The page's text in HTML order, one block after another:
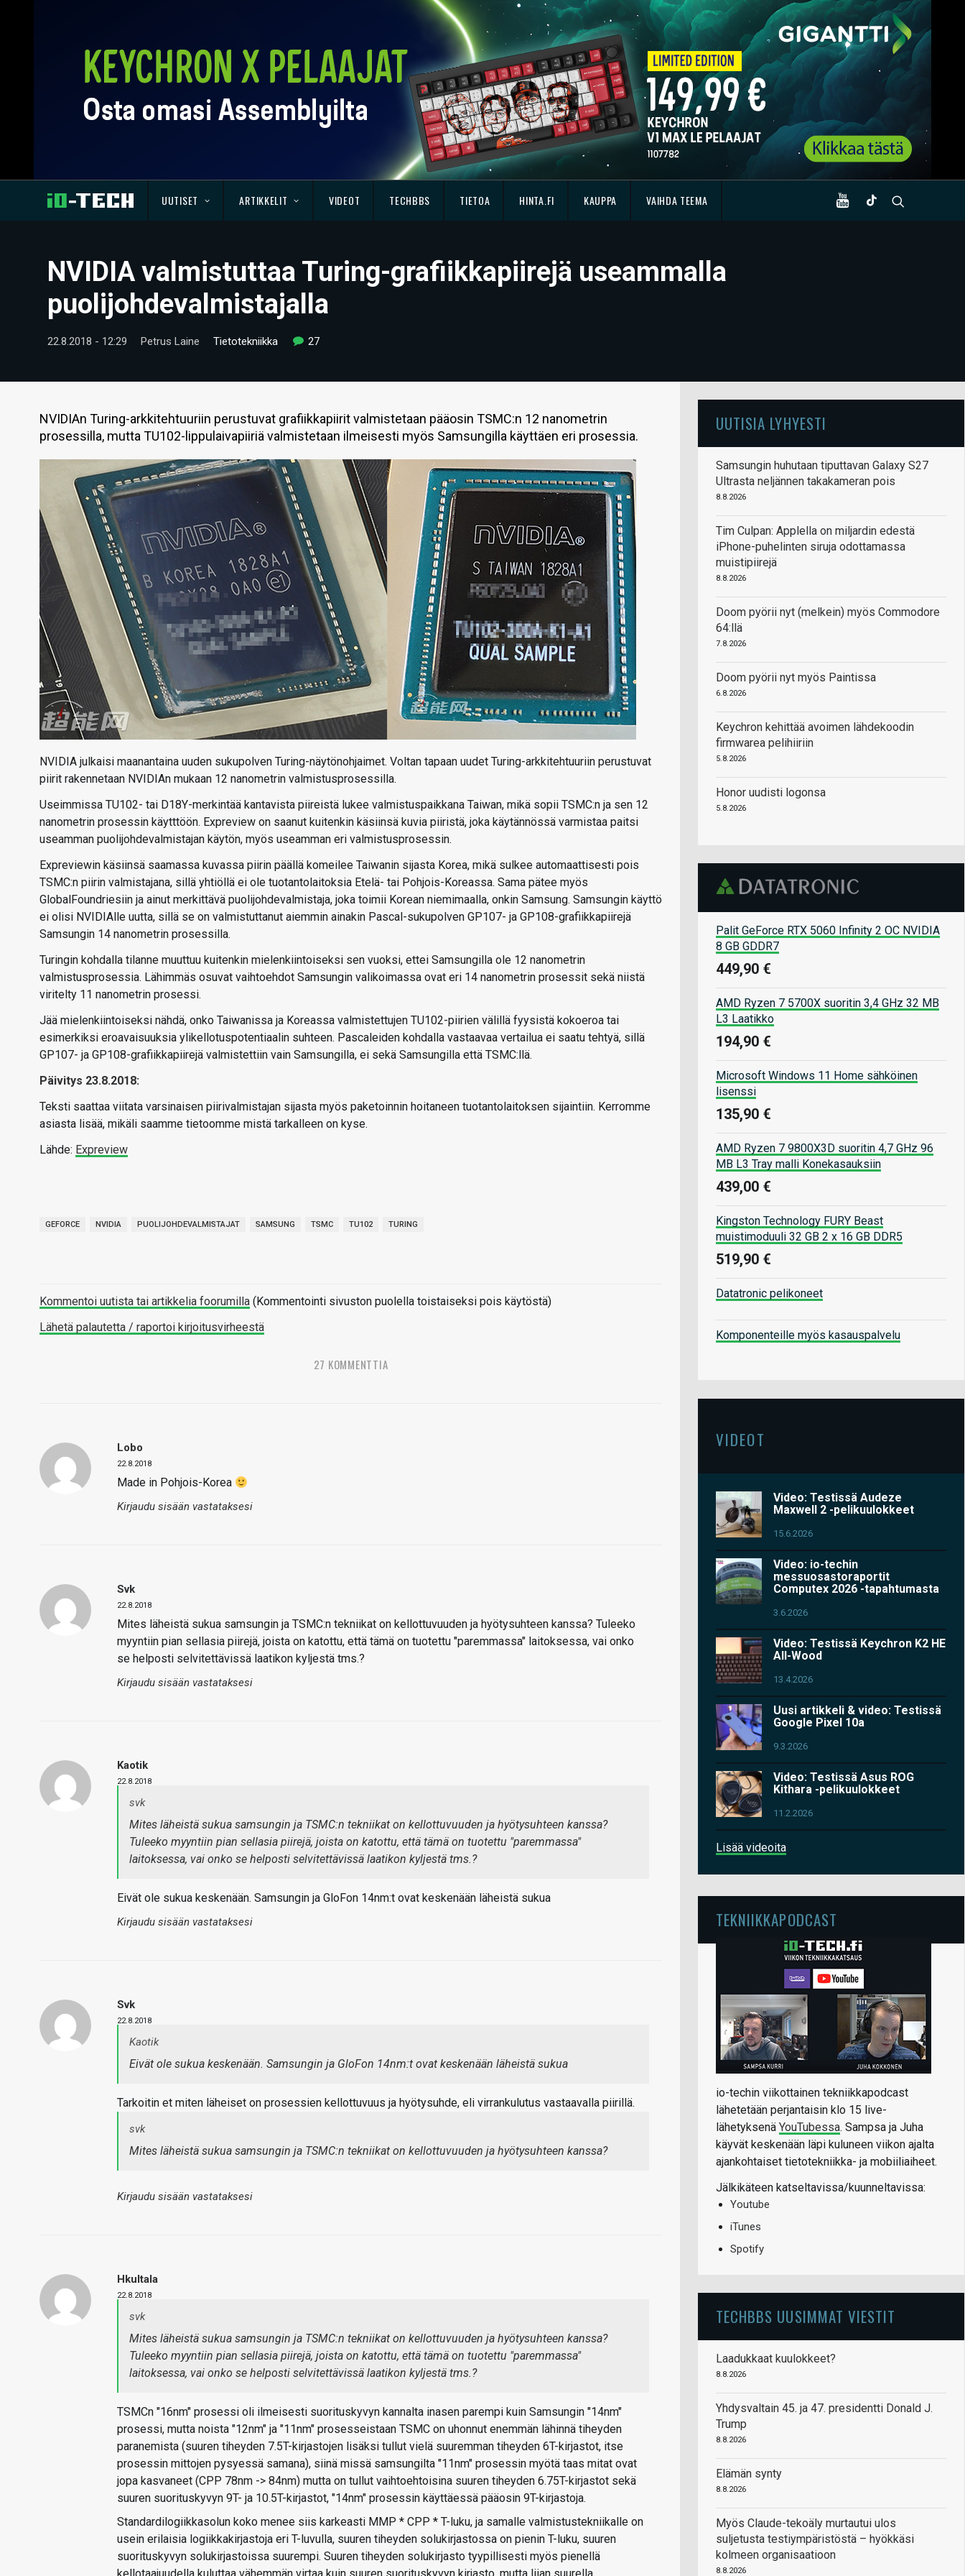
UUTISET ARTIKKELIT VIDEOT TECHBBS TIETOA HINTA.FI KAUPPA VAIHDA TEEMA
NVIDIA valmistuttaa Turing-grafiikkapiirejä useammalla
puolijohdevalmistajalla
22.8.2018 - 12:29 Petrus Laine Tietotekniikka 27
NVIDIAn Turing-arkkitehtuuriin perustuvat grafiikkapiirit valmistetaan pääosin TSMC:n 12 nanometrin
prosessilla, mutta TU102-lippulaivapiiriä valmistetaan ilmeisesti myös Samsungilla käyttäen eri prosessia.
NVIDIA julkaisi maanantaina uuden sukupolven Turing-näytönohjaimet. Voltan tapaan uudet Turing-arkkitehtuuriin perustuvat
piirit rakennetaan NVIDIAn mukaan 12 nanometrin valmistusprosessilla.
Useimmissa TU102- tai D18Y-merkintää kantavista piireistä lukee valmistuspaikkana Taiwan, mikä sopii TSMC:n ja sen 12
nanometrin prosessin käytttöön. Expreview on saanut kuitenkin käsiinsä kuvia piiristä, joka käytännössä varmistaa paitsi
useamman puolijohdevalmistajan käytön, myös useamman eri valmistusprosessin.
Expreviewin käsiinsä saamassa kuvassa piirin päällä komeilee Taiwanin sijasta Korea, mikä sulkee automaattisesti pois
TSMC:n piirin valmistajana, sillä yhtiöllä ei ole tuotantolaitoksia Etelä- tai Pohjois-Koreassa. Sama pätee myös
GlobalFoundriesiin ja ainut merkittävä puolijohdevalmistaja, joka toimii Korean niemimaalla, onkin Samsung. Samsungin käyttö
ei olisi NVIDIAlle uutta, sillä se on valmistuttanut aiemmin ainakin Pascal-sukupolven GP107- ja GP108-grafiikkapiirejä
Samsungin 14 nanometrin prosessilla.
Turingin kohdalla tilanne muuttuu kuitenkin mielenkiintoiseksi sen vuoksi, ettei Samsungilla ole 12 nanometrin
valmistusprosessia. Lähimmäs osuvat vaihtoehdot Samsungin valikoimassa ovat eri 14 nanometrin prosessit sekä niistä
viritelty 11 nanometrin prosessi.
Jää mielenkiintoiseksi nähdä, onko Taiwanissa ja Koreassa valmistettujen TU102-piirien välillä fyysistä kokoeroa tai
esimerkiksi eroavaisuuksia ylikellotuspotentiaalin suhteen. Pascaleiden kohdalla vastaavaa vertailua ei saatu tehtyä, sillä
GP107- ja GP108-grafiikkapiirejä valmistettiin vain Samsungilla, ei sekä Samsungilla että TSMC:llä.
Päivitys 23.8.2018:
Teksti saattaa viitata varsinaisen piirivalmistajan sijasta myös paketoinnin hoitaneen tuotantolaitoksen sijaintiin. Kerromme
asiasta lisää, mikäli saamme tietoomme mistä tarkalleen on kyse.
Lähde: Expreview
GEFORCE NVIDIA PUOLIJOHDEVALMISTAJAT SAMSUNG TSMC TU102 TURING
Kommentoi uutista tai artikkelia foorumilla (Kommentointi sivuston puolella toistaiseksi pois käytöstä)
Lähetä palautetta / raportoi kirjoitusvirheestä
27 KOMMENTTIA
Lobo
22.8.2018
Made in Pohjois-Korea
Kirjaudu sisään vastataksesi
Svk
22.8.2018
Mites läheistä sukua samsungin ja TSMC:n tekniikat on kellottuvuuden ja hyötysuhteen kanssa? Tuleeko
myyntiin pian sellasia piirejä, joista on katottu, että tämä on tuotettu "paremmassa" laitoksessa, vai onko
se helposti selvitettävissä laatikon kyljestä tms.?
Kirjaudu sisään vastataksesi
Kaotik
22.8.2018
svk
Mites läheistä sukua samsungin ja TSMC:n tekniikat on kellottuvuuden ja hyötysuhteen kanssa?
Tuleeko myyntiin pian sellasia piirejä, joista on katottu, että tämä on tuotettu "paremmassa"
laitoksessa, vai onko se helposti selvitettävissä laatikon kyljestä tms.?
Eivät ole sukua keskenään. Samsungin ja GloFon 14nm:t ovat keskenään läheistä sukua
Kirjaudu sisään vastataksesi
Svk
22.8.2018
Kaotik
Eivät ole sukua keskenään. Samsungin ja GloFon 14nm:t ovat keskenään läheistä sukua
Tarkoitin et miten läheiset on prosessien kellottuvuus ja hyötysuhde, eli virrankulutus vastaavalla piirillä.
svk
Mites läheistä sukua samsungin ja TSMC:n tekniikat on kellottuvuuden ja hyötysuhteen kanssa?
Kirjaudu sisään vastataksesi
Hkultala
22.8.2018
svk
Mites läheistä sukua samsungin ja TSMC:n tekniikat on kellottuvuuden ja hyötysuhteen kanssa?
Tuleeko myyntiin pian sellasia piirejä, joista on katottu, että tämä on tuotettu "paremmassa"
laitoksessa, vai onko se helposti selvitettävissä laatikon kyljestä tms.?
TSMCn "16nm" prosessi oli ilmeisesti suorituskyvyn kannalta inasen parempi kuin Samsungin "14nm"
prosessi, mutta noista "12nm" ja "11nm" prosesseistaan TSMC on uhonnut enemmän lähinnä tiheyden
paranemista (suuren tiheyden 7.5T-kirjastojen lisäksi tullut vielä suuremman tiheyden 6T-kirjastot, itse
prosessin mittojen pysyessä samana), siinä missä samsungilta "11nm" prosessin myötä taas mitat ovat
jopa kasvaneet (CPP 78nm -> 84nm) mutta on tullut vaihtoehtoisina suuren tiheyden 6.75T-kirjastot sekä
suuren suorituskyvyn 9T- ja 10.5T-kirjastot, "14nm" prosessin käyttäessä pääosin 9T-kirjastoja.
Standardilogiikkasolun koko menee siis karkeasti MMP * CPP * T-luku, ja samalle valmistustekniikalle on
usein erilaisia logiikkakirjastoja eri T-luvulla, suuren tiheyden solukirjastossa on pienin T-luku, suuren
suorituskyvyn solukirjastoissa suurempi. Suuren tiheyden solukirjasto tyypillisesti myös pienellä
UUTISIA LYHYESTI
Samsungin huhutaan tiputtavan Galaxy S27
Ultrasta neljännen takakameran pois
8.8.2026
Tim Culpan: Applella on miljardin edestä
iPhone-puhelinten siruja odottamassa
muistipiirejä
8.8.2026
Doom pyörii nyt (melkein) myös Commodore
64:llä
7.8.2026
Doom pyörii nyt myös Paintissa
6.8.2026
Keychron kehittää avoimen lähdekoodin
firmwarea pelihiiriin
5.8.2026
Honor uudisti logonsa
5.8.2026
Palit GeForce RTX 5060 Infinity 2 OC NVIDIA
8 GB GDDR7
449,90 €
AMD Ryzen 7 5700X suoritin 3,4 GHz 32 MB
L3 Laatikko
194,90 €
Microsoft Windows 11 Home sähköinen
lisenssi
135,90 €
AMD Ryzen 7 9800X3D suoritin 4,7 GHz 96
MB L3 Tray malli Konekasauksiin
439,00 €
Kingston Technology FURY Beast
muistimoduuli 32 GB 2 x 16 GB DDR5
519,90 €
Datatronic pelikoneet
Komponenteille myös kasauspalvelu
VIDEOT
Video: Testissä Audeze
Maxwell 2 -pelikuulokkeet
15.6.2026
Video: io-techin
messuosastoraportit
Computex 2026 -tapahtumasta
3.6.2026
Video: Testissä Keychron K2 HE
All-Wood
13.4.2026
Uusi artikkeli & video: Testissä
Google Pixel 10a
9.3.2026
Video: Testissä Asus ROG
Kithara -pelikuulokkeet
11.2.2026
Lisää videoita
TEKNIIKKAPODCAST
io-techin viikottainen tekniikkapodcast
lähetetään perjantaisin klo 15 live-
lähetyksenä YouTubessa. Sampsa ja Juha
käyvät keskenään läpi kuluneen viikon ajalta
ajankohtaiset tietotekniikka- ja mobiiliaiheet.
Jälkikäteen katseltavissa/kuunneltavissa:
Youtube
iTunes
Spotify
TECHBBS UUSIMMAT VIESTIT
Laadukkaat kuulokkeet?
8.8.2026
Yhdysvaltain 45. ja 47. presidentti Donald J.
Trump
8.8.2026
Elämän synty
8.8.2026
Myös Claude-tekoäly murtautui ulos
suljetusta testiympäristöstä – hyökkäsi
kolmeen organisaatioon
8.8.2026